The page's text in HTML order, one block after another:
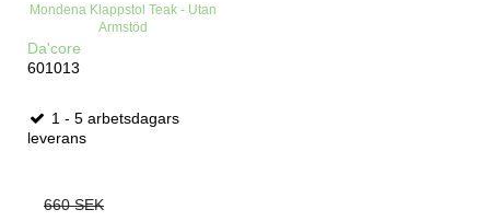
Mondena Klappstol Teak - Utan
Armstöd
Da'core
601013
1 - 5 arbetsdagars
leverans
660 SEK